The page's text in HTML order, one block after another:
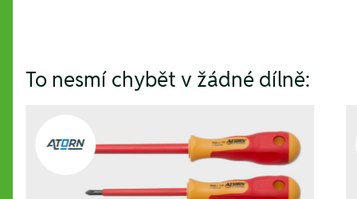
To nesmí chybět v žádné dílně: